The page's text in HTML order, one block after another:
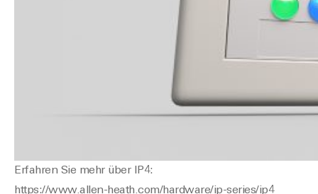
Erfahren Sie mehr über IP4:
https://www.allen-heath.com/hardware/ip-series/ip4